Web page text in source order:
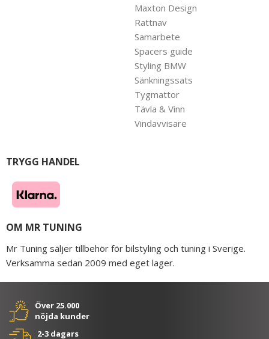
Maxton Design
Rattnav
Samarbete
Spacers guide
Styling BMW
Sänkningssats
Tygmattor
Tävla & Vinn
Vindavvisare
TRYGG HANDEL
OM MR TUNING
Mr Tuning säljer tillbehör för bilstyling och tuning i Sverige.
Verksamma sedan 2009 med eget lager.
Över 25.000
nöjda kunder
2-3 dagars